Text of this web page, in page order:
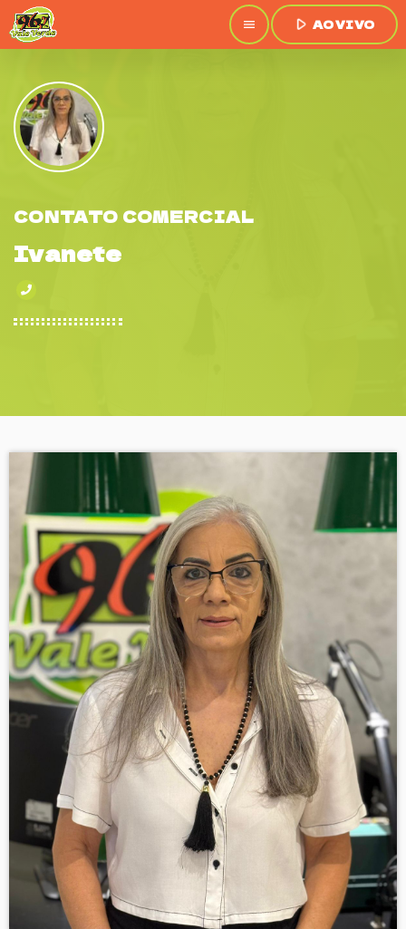
menu play_arrow AO VIVO
CONTATO COMERCIAL
Ivanete